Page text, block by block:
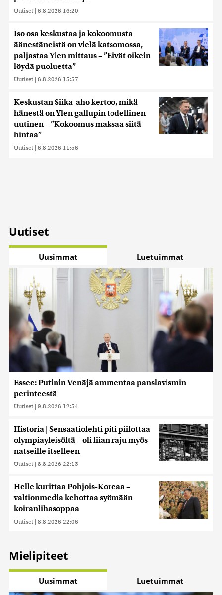
Uutiset | 6.8.2026 16:20
Iso osa keskustaa ja kokoomusta
äänestäneistä on vielä katsomossa,
paljastaa Ylen mittaus – ”Eivät oikein
löydä puoluetta”
Uutiset | 6.8.2026 15:57
Keskustan Siika-aho kertoo, mikä
hänestä on Ylen gallupin todellinen
uutinen – ”Kokoomus maksaa siitä
hintaa”
Uutiset | 6.8.2026 11:56
Uutiset
Uusimmat Luetuimmat
Essee: Putinin Venäjä ammentaa panslavismin
perinteestä
Uutiset | 9.8.2026 12:54
Historia | Sensaatiolehti piti piilottaa
olympiayleisöltä – oli liian raju myös
natseille itselleen
Uutiset | 8.8.2026 22:15
Helle kurittaa Pohjois-Koreaa –
valtionmedia kehottaa syömään
koiranlihasoppaa
Uutiset | 8.8.2026 22:06
Mielipiteet
Uusimmat Luetuimmat